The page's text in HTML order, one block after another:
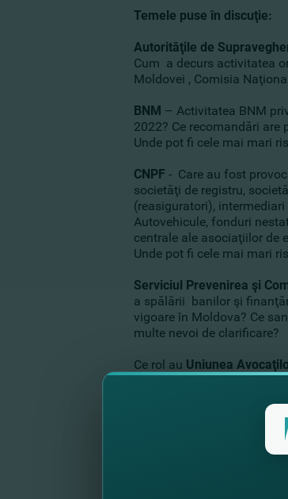
Temele puse în discuţie:
Autorităţile de
Cum a decurs activitatea
Moldovei , Comisia
BNM – Activitatea BNM
2022? Ce recomandări are
Unde pot fi cele mai mari
CNPF - Care au fost
societăţi de registru,
(reasiguratori),
Autovehicule, fonduri
centrale ale asociaţiilor de
Unde pot fi cele mai mari
Serviciul Prevenirea şi
a spălării banilor şi
vigoare în Moldova? Ce
multe nevoi de clarificare?
Ce rol au Uniunea
Finanţelor?
Entităţile raportoare
societăţile de
Au fost aprobate
implementarea unui